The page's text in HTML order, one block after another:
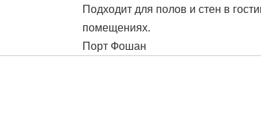
Подходит для полов и стен в
помещениях.
Порт Фошан